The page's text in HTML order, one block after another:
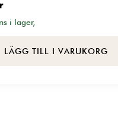
i lager,
LÄGG TILL I VARUKORG